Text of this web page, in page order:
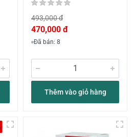
493,000 đ
470,000 đ
Đã bán: 8
Thêm vào giỏ hàng